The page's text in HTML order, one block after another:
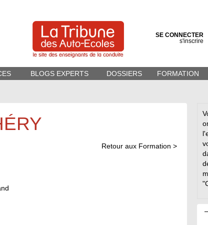
SE CONNECTER
s'inscrire
BLOGS EXPERTS DOSSIERS FORMATION
Retour aux Formation >